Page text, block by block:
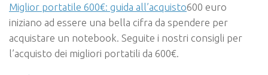
Miglior portatile 600€: guida all’acquisto600 euro
iniziano ad essere una bella cifra da spendere per
acquistare un notebook. Seguite i nostri consigli per
l’acquisto dei migliori portatili da 600€.